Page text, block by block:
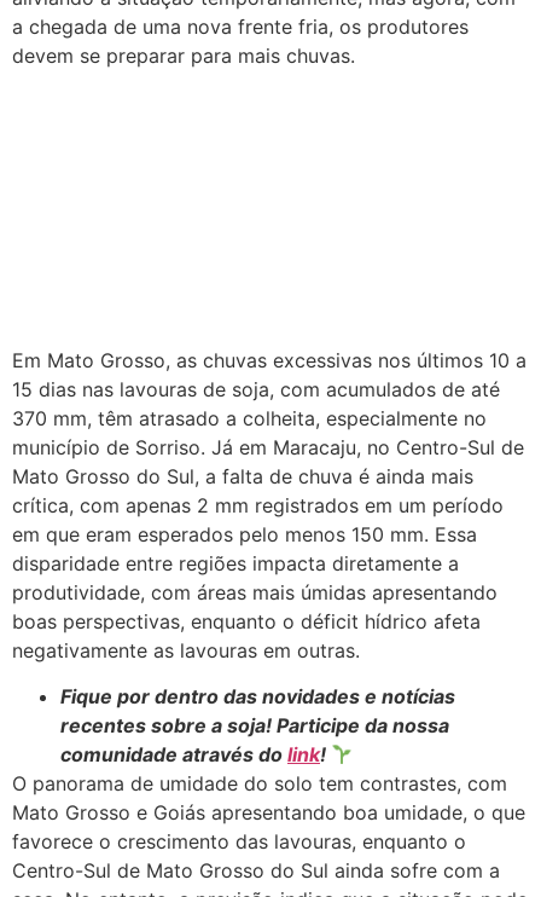
a chegada de uma nova frente fria, os produtores
devem se preparar para mais chuvas.
Em Mato Grosso, as chuvas excessivas nos últimos 10 a
15 dias nas lavouras de soja, com acumulados de até
370 mm, têm atrasado a colheita, especialmente no
município de Sorriso. Já em Maracaju, no Centro-Sul de
Mato Grosso do Sul, a falta de chuva é ainda mais
crítica, com apenas 2 mm registrados em um período
em que eram esperados pelo menos 150 mm. Essa
disparidade entre regiões impacta diretamente a
produtividade, com áreas mais úmidas apresentando
boas perspectivas, enquanto o déficit hídrico afeta
negativamente as lavouras em outras.
Fique por dentro das novidades e notícias
recentes sobre a soja! Participe da nossa
comunidade através do link!
O panorama de umidade do solo tem contrastes, com
Mato Grosso e Goiás apresentando boa umidade, o que
favorece o crescimento das lavouras, enquanto o
Centro-Sul de Mato Grosso do Sul ainda sofre com a